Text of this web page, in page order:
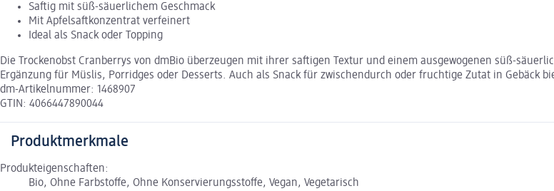
Saftig mit süß-säuerlichem Geschmack
Mit Apfelsaftkonzentrat verfeinert
Ideal als Snack oder Topping
Die Trockenobst Cranberrys von dmBio überzeugen mit ihrer saftigen Textur und einem ausgewogenen süß-
Ergänzung für Müslis, Porridges oder Desserts. Auch als Snack für zwischendurch oder fruchtige Zutat in Gebäck
dm-Artikelnummer: 1468907
GTIN: 4066447890044
Produktmerkmale
Produkteigenschaften:
Bio, Ohne Farbstoffe, Ohne Konservierungsstoffe, Vegan, Vegetarisch